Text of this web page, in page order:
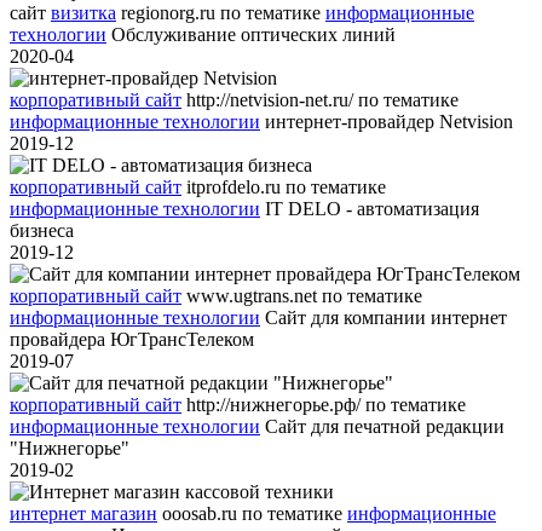
сайт визитка regionorg.ru по тематике информационные
технологии Обслуживание оптических линий
2020-04
корпоративный сайт http://netvision-net.ru/по тематике
информационные технологии интернет-провайдер Netvision
2019-12
корпоративный сайт itprofdelo.ru по тематике
информационные технологии IT DELO - автоматизация
бизнеса
2019-12
корпоративный сайт www.ugtrans.net по тематике
информационные технологии Сайт для компании интернет
провайдера ЮгТрансТелеком
2019-07
корпоративный сайт http://нижнегорье.рф/по тематике
информационные технологии Сайт для печатной редакции
"Нижнегорье"
2019-02
интернет магазин ooosab.ru по тематике информационные